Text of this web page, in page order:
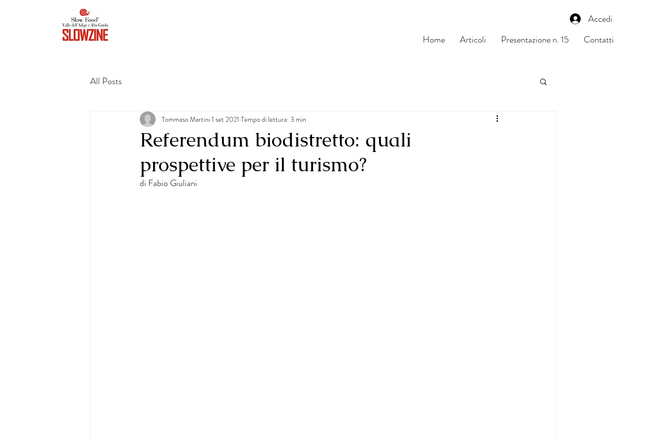
Accedi
Home
Articoli Presentazione n. 15 Contatti
All Posts
Referendum biodistretto: quali
prospettive per il turismo?
Tommaso Martini 1 set 2021 Tempo di lettura: 3 min
di Fabio Giuliani